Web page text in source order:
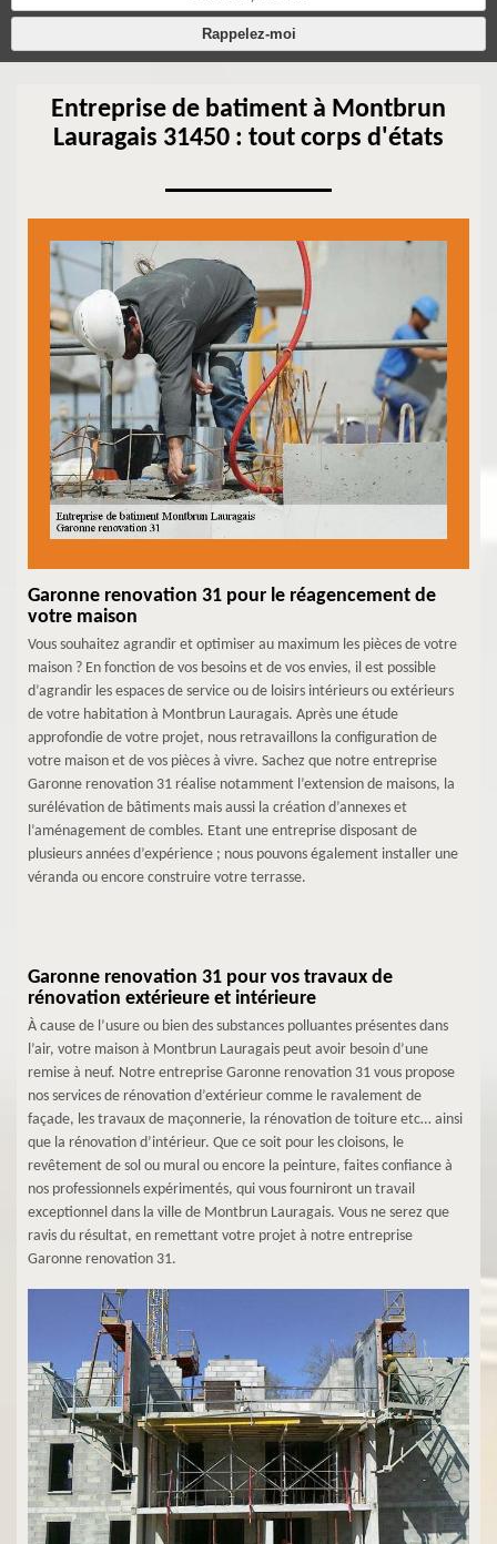
Entreprise de batiment à Montbrun
Lauragais 31450 : tout corps d'états
Garonne renovation 31 pour le réagencement de
votre maison
Vous souhaitez agrandir et optimiser au maximum les pièces de votre
maison ? En fonction de vos besoins et de vos envies, il est possible
d’agrandir les espaces de service ou de loisirs intérieurs ou extérieurs
de votre habitation à Montbrun Lauragais. Après une étude
approfondie de votre projet, nous retravaillons la configuration de
votre maison et de vos pièces à vivre. Sachez que notre entreprise
Garonne renovation 31 réalise notamment l’extension de maisons, la
surélévation de bâtiments mais aussi la création d’annexes et
l’aménagement de combles. Etant une entreprise disposant de
plusieurs années d’expérience ; nous pouvons également installer une
véranda ou encore construire votre terrasse.
Garonne renovation 31 pour vos travaux de
rénovation extérieure et intérieure
À cause de l’usure ou bien des substances polluantes présentes dans
l’air, votre maison à Montbrun Lauragais peut avoir besoin d’une
remise à neuf. Notre entreprise Garonne renovation 31 vous propose
nos services de rénovation d’extérieur comme le ravalement de
façade, les travaux de maçonnerie, la rénovation de toiture etc… ainsi
que la rénovation d’intérieur. Que ce soit pour les cloisons, le
revêtement de sol ou mural ou encore la peinture, faites confiance à
nos professionnels expérimentés, qui vous fourniront un travail
exceptionnel dans la ville de Montbrun Lauragais. Vous ne serez que
ravis du résultat, en remettant votre projet à notre entreprise
Garonne renovation 31.